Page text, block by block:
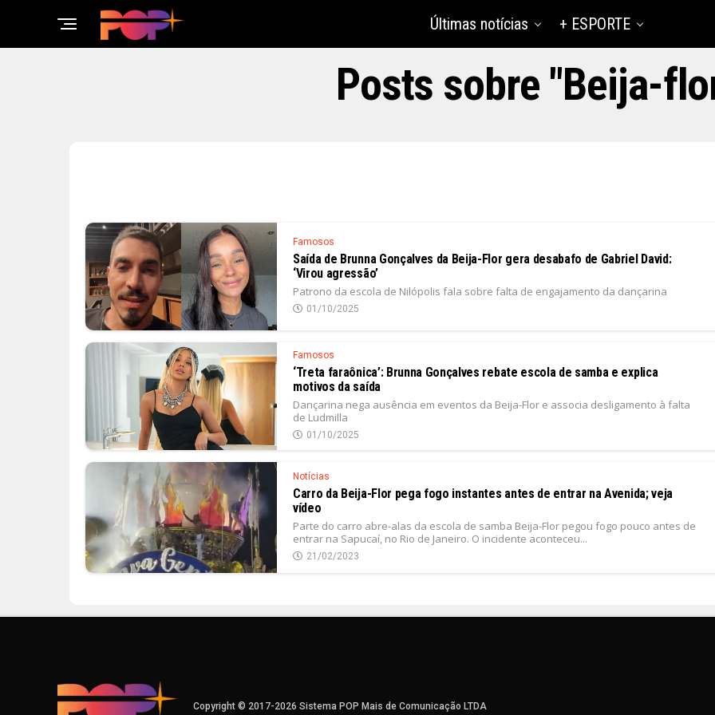
Últimas notícias + ESPORTE
Posts sobre "Beija-
Famosos
Saída de Brunna Gonçalves da Beija-Flor gera desabafo de Gabriel David:
‘Virou agressão’
Patrono da escola de Nilópolis fala sobre falta de engajamento da dançarina
01/10/2025
Famosos
‘Treta faraônica’: Brunna Gonçalves rebate escola de samba e explica
motivos da saída
Dançarina nega ausência em eventos da Beija-Flor e associa desligamento à falta
de Ludmilla
01/10/2025
Notícias
Carro da Beija-Flor pega fogo instantes antes de entrar na Avenida; veja
vídeo
Parte do carro abre-alas da escola de samba Beija-Flor pegou fogo pouco antes de
entrar na Sapucaí, no Rio de Janeiro. O incidente aconteceu...
21/02/2023
Copyright © 2017-2026 Sistema POP Mais de Comunicação LTDA